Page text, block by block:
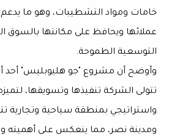
خامات ومواد التشطيبات، وهو ما
عملائها ويحافظ على مكانتها
التوسعية الطموحة.
وأوضح أن مشروع "جو هليوبليس" أحد
تتولى الشركة تنفيذها وتسويقها،
واستراتيجي بمنطقة سياحية وتجارية
ومدينة نصر، مما ينعكس على أهميته